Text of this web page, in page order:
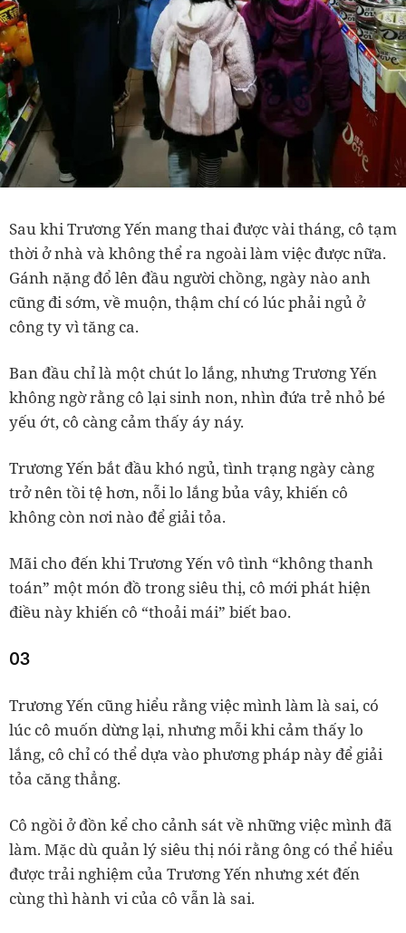
Sau khi Trương Yến mang thai được vài tháng, cô tạm
thời ở nhà và không thể ra ngoài làm việc được nữa.
Gánh nặng đổ lên đầu người chồng, ngày nào anh
cũng đi sớm, về muộn, thậm chí có lúc phải ngủ ở
công ty vì tăng ca.
Ban đầu chỉ là một chút lo lắng, nhưng Trương Yến
không ngờ rằng cô lại sinh non, nhìn đứa trẻ nhỏ bé
yếu ớt, cô càng cảm thấy áy náy.
Trương Yến bắt đầu khó ngủ, tình trạng ngày càng
trở nên tồi tệ hơn, nỗi lo lắng bủa vây, khiến cô
không còn nơi nào để giải tỏa.
Mãi cho đến khi Trương Yến vô tình “không thanh
toán” một món đồ trong siêu thị, cô mới phát hiện
điều này khiến cô “thoải mái” biết bao.
03
Trương Yến cũng hiểu rằng việc mình làm là sai, có
lúc cô muốn dừng lại, nhưng mỗi khi cảm thấy lo
lắng, cô chỉ có thể dựa vào phương pháp này để giải
tỏa căng thẳng.
Cô ngồi ở đồn kể cho cảnh sát về những việc mình đã
làm. Mặc dù quản lý siêu thị nói rằng ông có thể hiểu
được trải nghiệm của Trương Yến nhưng xét đến
cùng thì hành vi của cô vẫn là sai.